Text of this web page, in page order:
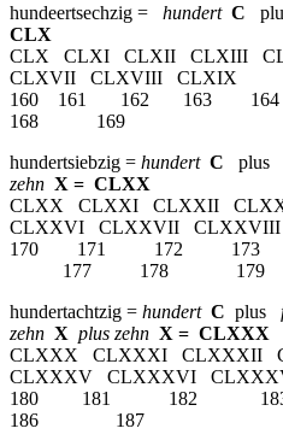
hundeertsechzig = hundert C
CLX
CLX CLXI CLXII CLXIII
CLXVII CLXVIII CLXIX
160 161 162 163
168 169
hundertsiebzig = hundert C plus
zehn X = CLXX
CLXX CLXXI CLXXII
CLXXVI CLXXVII
170 171 172
177 178 179
hundertachtzig = hundert C plus
zehn X plus zehn X = CLXXX
CLXXX CLXXXI CLXXXII
CLXXXV CLXXXVI
180 181 182
186 187